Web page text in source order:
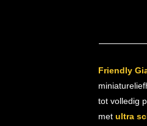
Friendly
tot volledig
met ultra